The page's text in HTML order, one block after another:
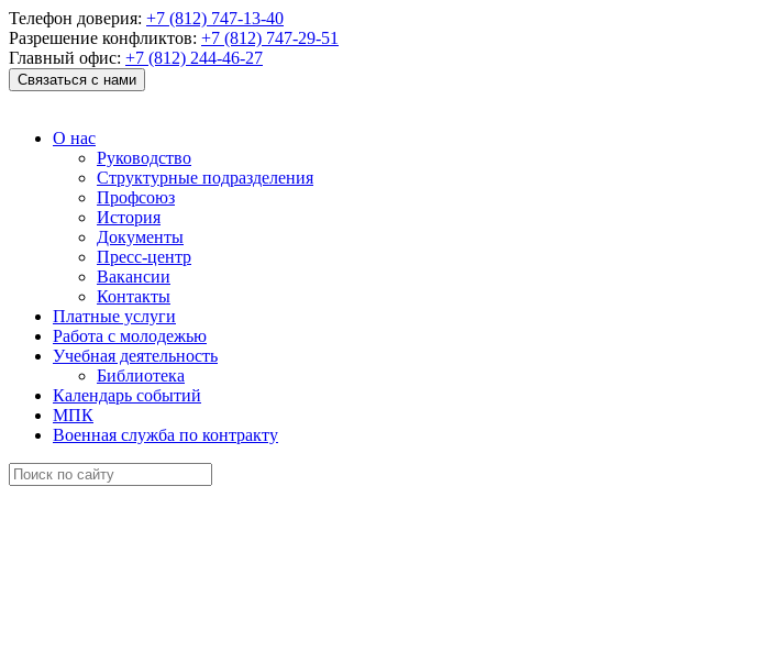
Телефон доверия: +7 (812) 747-13-40
Разрешение конфликтов: +7 (812) 747-29-51
Главный офис: +7 (812) 244-46-27
Связаться с нами
О нас
Руководство
Структурные подразделения
Профсоюз
История
Документы
Пресс-центр
Вакансии
Контакты
Платные услуги
Работа с молодежью
Учебная деятельность
Библиотека
Календарь событий
МПК
Военная служба по контракту